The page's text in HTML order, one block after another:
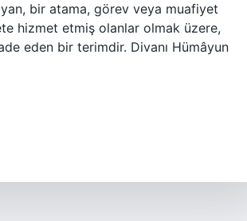
bir atama, görev veya muafiyet
hizmet etmiş olanlar olmak üzere,
eden bir terimdir. Divanı Hümâyun